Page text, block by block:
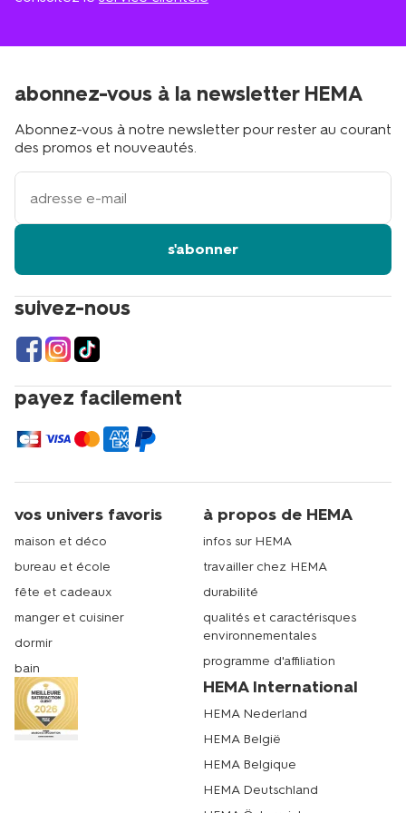
suivez-nous
payez facilement
abonnez-vous à la newsletter HEMA
Abonnez-vous à notre newsletter pour rester au courant
des promos et nouveautés.
votre
adresse
s'abonner
vos univers favoris
maison et déco
bureau et école
fête et cadeaux
manger et cuisiner
dormir
bain
à propos de HEMA
infos sur HEMA
travailler chez HEMA
durabilité
qualités et caractérisques
environnementales
programme d'affiliation
HEMA International
HEMA Nederland
HEMA België
HEMA Belgique
HEMA Deutschland